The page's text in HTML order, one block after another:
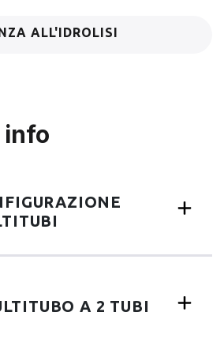
ALL'IDROLISI
info
A 2 TUBI